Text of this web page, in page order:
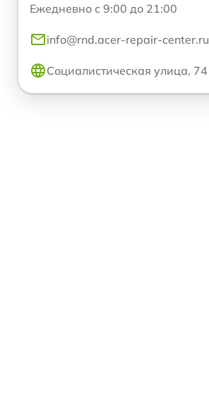
Ежедневно с 9:00 до 21:00
info@rnd.acer-repair-center.ru
Социалистическая улица, 74